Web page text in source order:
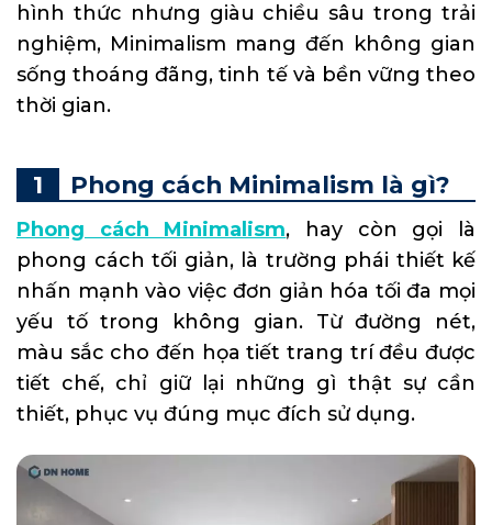
hình thức nhưng giàu chiều sâu trong trải
nghiệm, Minimalism mang đến không gian
sống thoáng đãng, tinh tế và bền vững theo
thời gian.
Phong cách Minimalism là gì?
Phong cách Minimalism, hay còn gọi là
phong cách tối giản, là trường phái thiết kế
nhấn mạnh vào việc đơn giản hóa tối đa mọi
yếu tố trong không gian. Từ đường nét,
màu sắc cho đến họa tiết trang trí đều được
tiết chế, chỉ giữ lại những gì thật sự cần
thiết, phục vụ đúng mục đích sử dụng.